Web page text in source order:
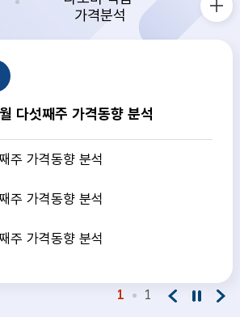
가격분석
다섯째주 가격동향 분석
주 가격동향 분석
주 가격동향 분석
주 가격동향 분석
1 1